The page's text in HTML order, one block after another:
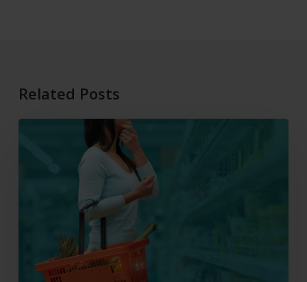
Related Posts
nuestros
hábitos